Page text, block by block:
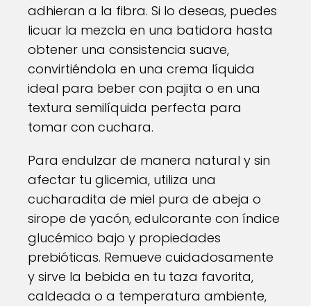
adhieran a la fibra. Si lo deseas, puedes
licuar la mezcla en una batidora hasta
obtener una consistencia suave,
convirtiéndola en una crema líquida
ideal para beber con pajita o en una
textura semilíquida perfecta para
tomar con cuchara.
Para endulzar de manera natural y sin
afectar tu glicemia, utiliza una
cucharadita de miel pura de abeja o
sirope de yacón, edulcorante con índice
glucémico bajo y propiedades
prebióticas. Remueve cuidadosamente
y sirve la bebida en tu taza favorita,
caldeada o a temperatura ambiente,